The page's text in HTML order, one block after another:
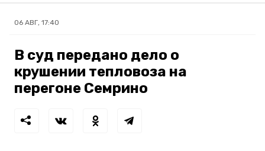
06 АВГ, 17:40
В суд передано дело о
крушении тепловоза на
перегоне Семрино